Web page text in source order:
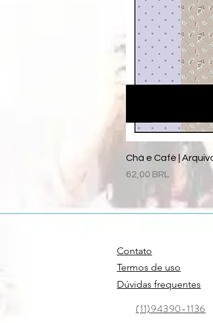
Chá e Café |
Precio
62,00 BRL
Contato
Termos de uso
Dúvidas frequentes
(11)94390-1136